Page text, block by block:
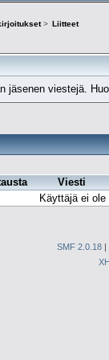
> Liitteet
jäsenen viestejä.
Viesti
Käyttäjä ei
SMF 2.0.18 |